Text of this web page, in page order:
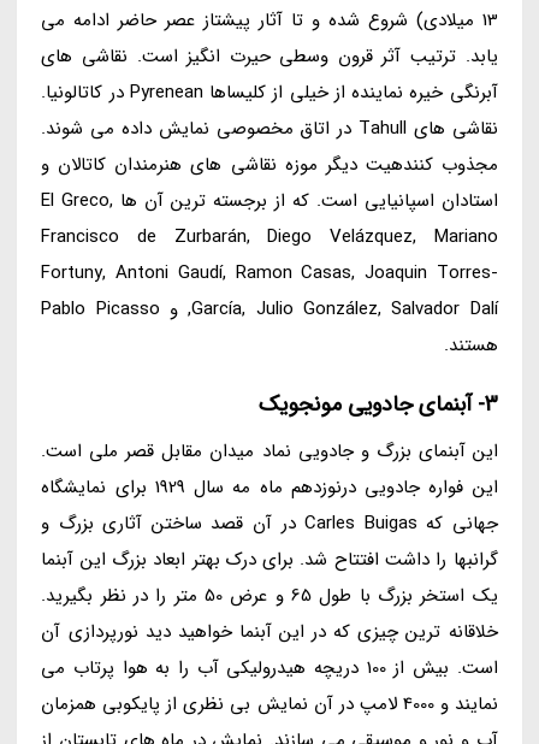
13 میلادی) شروع شده و تا آثار پیشتاز عصر حاضر ادامه می
یابد. ترتیب آثر قرون وسطی حیرت انگیز است. نقاشی های
آبرنگی خیره نماینده از خیلی از کلیساها Pyrenean در کاتالونیا.
نقاشی های Tahull در اتاق مخصوصی نمایش داده می شوند.
مجذوب کنندهیت دیگر موزه نقاشی های هنرمندان کاتالان و
استادان اسپانیایی است. که از برجسته ترین آن ها El Greco,
Francisco de Zurbarán, Diego Velázquez, Mariano
Fortuny, Antoni Gaudí, Ramon Casas, Joaquin Torres-
García, Julio González, Salvador Dalí, و Pablo Picasso
هستند.
3- آبنمای جادویی مونجویک
این آبنمای بزرگ و جادویی نماد میدان مقابل قصر ملی است.
این فواره جادویی درنوزدهم ماه مه سال 1929 برای نمایشگاه
جهانی که Carles Buigas در آن قصد ساختن آثاری بزرگ و
گرانبها را داشت افتتاح شد. برای درک بهتر ابعاد بزرگ این آبنما
یک استخر بزرگ با طول 65 و عرض 50 متر را در نظر بگیرید.
خلاقانه ترین چیزی که در این آبنما خواهید دید نورپردازی آن
است. بیش از 100 دریچه هیدرولیکی آب را به هوا پرتاب می
نمایند و 4000 لامپ در آن نمایش بی نظری از پایکوبی همزمان